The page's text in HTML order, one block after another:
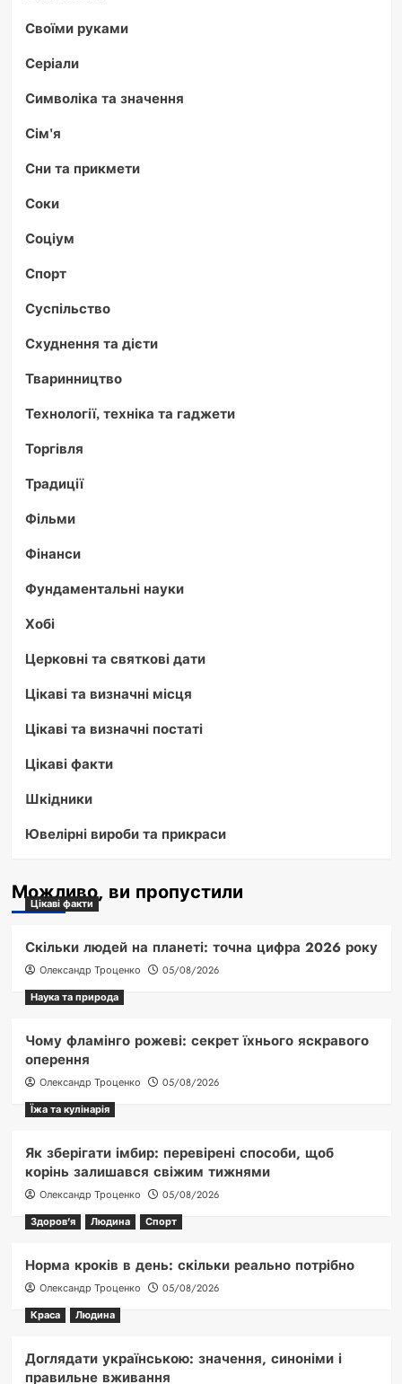
Своїми руками
Серіали
Символіка та значення
Сім'я
Сни та прикмети
Соки
Соціум
Спорт
Суспільство
Схуднення та дієти
Тваринництво
Технології, техніка та гаджети
Торгівля
Традиції
Фільми
Фінанси
Фундаментальні науки
Хобі
Церковні та святкові дати
Цікаві та визначні місця
Цікаві та визначні постаті
Цікаві факти
Шкідники
Ювелірні вироби та прикраси
Можливо, ви пропустили
Цікаві факти
Скільки людей на планеті: точна цифра 2026 року
Олександр Троценко
05/08/2026
Наука та природа
Чому фламінго рожеві: секрет їхнього яскравого
оперення
Олександр Троценко
05/08/2026
Їжа та кулінарія
Як зберігати імбир: перевірені способи, щоб
корінь залишався свіжим тижнями
Олександр Троценко
05/08/2026
Здоров'я
Людина Спорт
Норма кроків в день: скільки реально потрібно
Олександр Троценко
05/08/2026
Краса
Людина
Доглядати українською: значення, синоніми і
правильне вживання